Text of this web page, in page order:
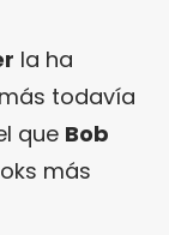
la ha
todavía
que Bob
más